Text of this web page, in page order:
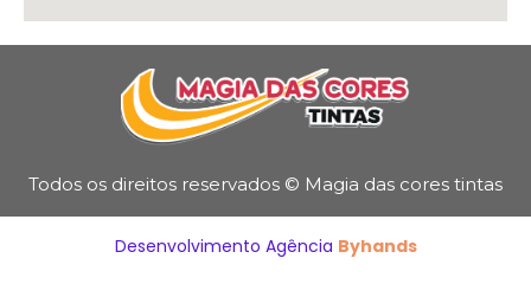
Todos os direitos reservados © Magia das cores tintas
Desenvolvimento Agência Byhands